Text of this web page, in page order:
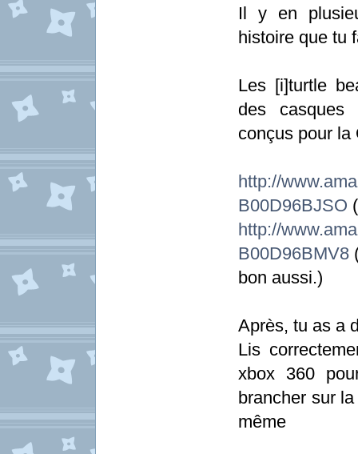
Il y en
histoire que tu
Les [i]turtle
des casques
conçus pour la
http://
B00D96BJSO
http://
B00D96BMV8
bon aussi.)
Après, tu as a
Lis
xbox 360
brancher sur
même